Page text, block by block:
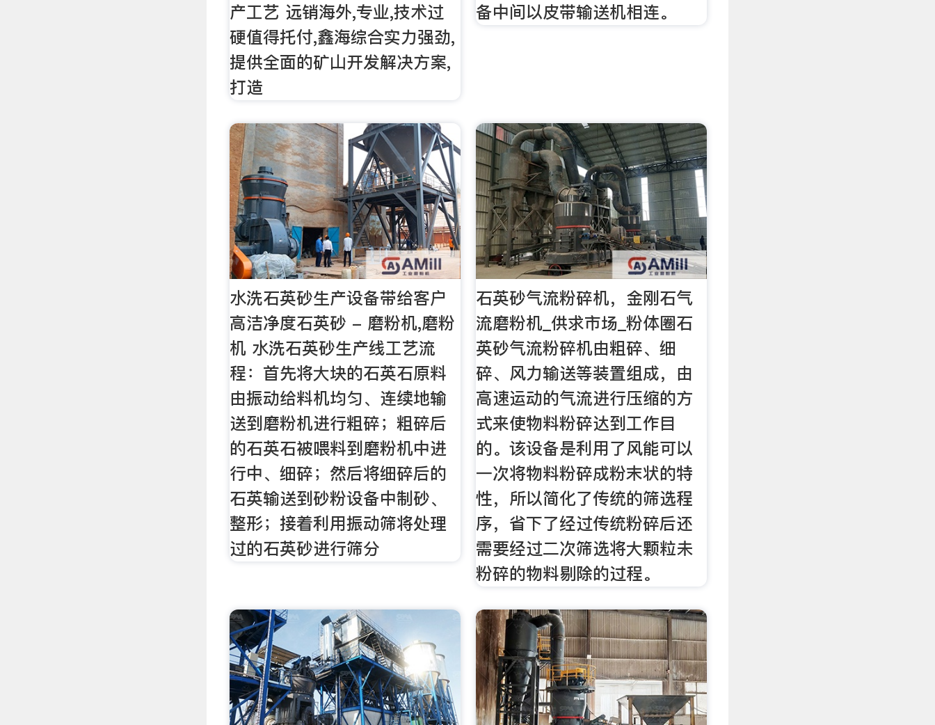
产工艺 远销海外,专业,技术过
硬值得托付,鑫海综合实力强劲,
提供全面的矿山开发解决方案,
打造
备中间以皮带输送机相连。
水洗石英砂生产设备带给客户
高洁净度石英砂 - 磨粉机,磨粉
机 水洗石英砂生产线工艺流
程：首先将大块的石英石原料
由振动给料机均匀、连续地输
送到磨粉机进行粗碎；粗碎后
的石英石被喂料到磨粉机中进
行中、细碎；然后将细碎后的
石英输送到砂粉设备中制砂、
整形；接着利用振动筛将处理
过的石英砂进行筛分
石英砂气流粉碎机，金刚石气
流磨粉机_供求市场_粉体圈石
英砂气流粉碎机由粗碎、细
碎、风力输送等装置组成，由
高速运动的气流进行压缩的方
式来使物料粉碎达到工作目
的。该设备是利用了风能可以
一次将物料粉碎成粉末状的特
性，所以简化了传统的筛选程
序，省下了经过传统粉碎后还
需要经过二次筛选将大颗粒未
粉碎的物料剔除的过程。